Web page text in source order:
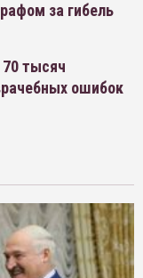
за гибель
тысяч
ошибок